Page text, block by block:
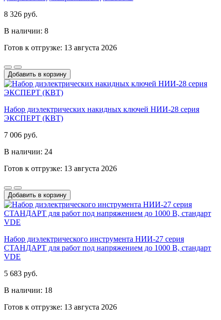
8 326 руб.
В наличии: 8
Готов к отгрузке: 13 августа 2026
Добавить в корзину
Набор диэлектрических накидных ключей НИИ-28 серия
ЭКСПЕРТ (КВТ)
7 006 руб.
В наличии: 24
Готов к отгрузке: 13 августа 2026
Добавить в корзину
Набор диэлектрического инструмента НИИ-27 серия
СТАНДАРТ для работ под напряжением до 1000 В, стандарт
VDE
5 683 руб.
В наличии: 18
Готов к отгрузке: 13 августа 2026